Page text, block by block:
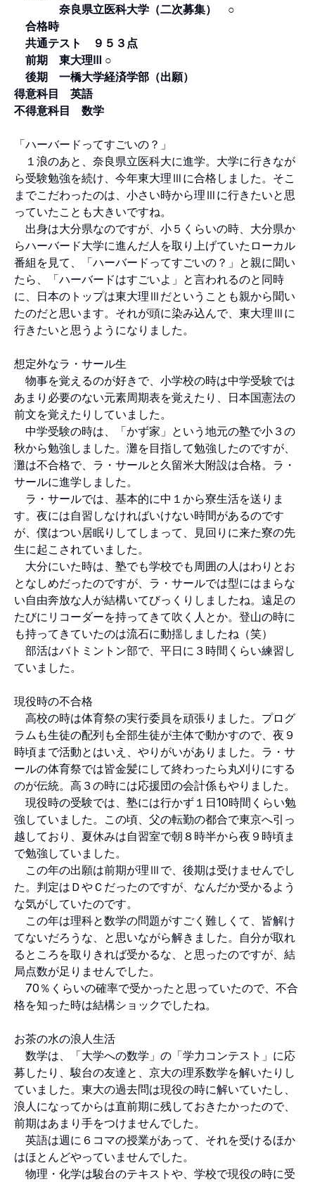
奈良県立医科大学（二次募集） ○
合格時
共通テスト ９５３点
前期 東大理Ⅲ ○
後期 一橋大学経済学部（出願）
得意科目 英語
不得意科目 数学
「ハーバードってすごいの？」
１浪のあと、奈良県立医科大に進学。大学に行きなが
ら受験勉強を続け、今年東大理Ⅲに合格しました。そこ
までこだわったのは、小さい時から理Ⅲに行きたいと思
っていたことも大きいですね。
出身は大分県なのですが、小５くらいの時、大分県か
らハーバード大学に進んだ人を取り上げていたローカル
番組を見て、「ハーバードってすごいの？」と親に聞い
たら、「ハーバードはすごいよ」と言われるのと同時
に、日本のトップは東大理Ⅲだということも親から聞い
たのだと思います。それが頭に染み込んで、東大理Ⅲに
行きたいと思うようになりました。
想定外なラ・サール生
物事を覚えるのが好きで、小学校の時は中学受験では
あまり必要のない元素周期表を覚えたり、日本国憲法の
前文を覚えたりしていました。
中学受験の時は、「かず家」という地元の塾で小３の
秋から勉強しました。灘を目指して勉強したのですが、
灘は不合格で、ラ・サールと久留米大附設は合格。ラ・
サールに進学しました。
ラ・サールでは、基本的に中１から寮生活を送りま
す。夜には自習しなければいけない時間があるのです
が、僕はつい居眠りしてしまって、見回りに来た寮の先
生に起こされていました。
大分にいた時は、塾でも学校でも周囲の人はわりとお
となしめだったのですが、ラ・サールでは型にはまらな
い自由奔放な人が結構いてびっくりしましたね。遠足の
たびにリコーダーを持ってきて吹く人とか。登山の時に
も持ってきていたのは流石に動揺しましたね（笑）
部活はバトミントン部で、平日に３時間くらい練習し
ていました。
現役時の不合格
高校の時は体育祭の実行委員を頑張りました。プログ
ラムも生徒の配列も全部生徒が主体で動かすので、夜９
時頃まで活動とはいえ、やりがいがありました。ラ・サ
ールの体育祭では皆金髪にして終わったら丸刈りにする
のが伝統。高３の時には応援団の会計係もやりました。
現役時の受験では、塾には行かず１日10時間くらい勉
強していました。この頃、父の転勤の都合で東京へ引っ
越しており、夏休みは自習室で朝８時半から夜９時頃ま
で勉強していました。
この年の出願は前期が理Ⅲで、後期は受けませんでし
た。判定はＤやＣだったのですが、なんだか受かるよう
な気がしていたのです。
この年は理科と数学の問題がすごく難しくて、皆解け
てないだろうな、と思いながら解きました。自分が取れ
るところを取りきれば受かるな、と思ったのですが、結
局点数が足りませんでした。
70％くらいの確率で受かったと思っていたので、不合
格を知った時は結構ショックでしたね。
お茶の水の浪人生活
数学は、「大学への数学」の「学力コンテスト」に応
募したり、駿台の友達と、京大の理系数学を解いたりし
ていました。東大の過去問は現役の時に解いていたし、
浪人になってからは直前期に残しておきたかったので、
前期はあまり手をつけませんでした。
英語は週に６コマの授業があって、それを受けるほか
はほとんどやっていませんでした。
物理・化学は駿台のテキストや、学校で現役の時に受